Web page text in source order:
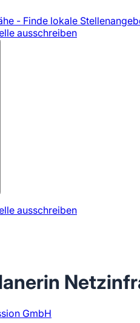
- Finde lokale
ausschreiben
ausschreiben
GmbH